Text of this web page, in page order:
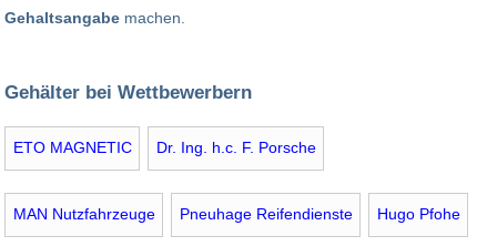
Gehaltsangabe machen.
Gehälter bei Wettbewerbern
ETO MAGNETIC Dr. Ing. h.c. F. Porsche
MAN Nutzfahrzeuge Pneuhage Reifendienste Hugo Pfohe